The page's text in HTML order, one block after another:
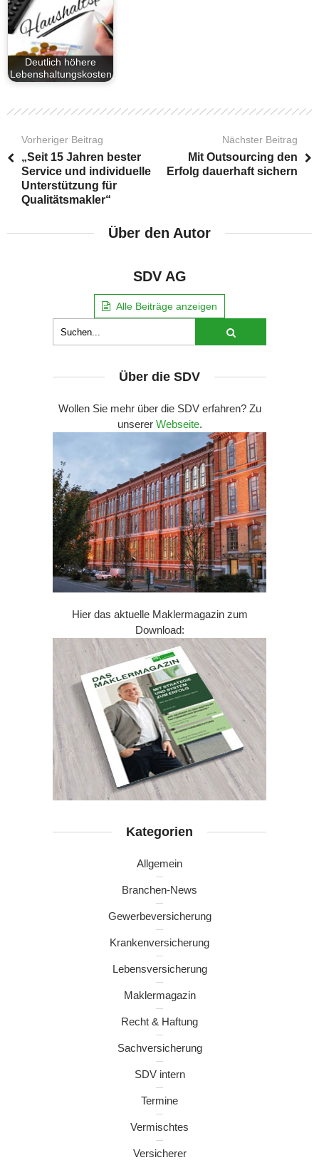
Deutlich höhere
Lebenshaltungskosten
Vorheriger Beitrag
„Seit 15 Jahren bester
Service und individuelle
Unterstützung für
Qualitätsmakler“
Nächster Beitrag
Mit Outsourcing den
Erfolg dauerhaft sichern
Über den Autor
SDV AG
Alle Beiträge anzeigen
Über die SDV
Wollen Sie mehr über die SDV erfahren? Zu
unserer Webseite.
Hier das aktuelle Maklermagazin zum
Download:
Kategorien
Allgemein
Branchen-News
Gewerbeversicherung
Krankenversicherung
Lebensversicherung
Maklermagazin
Recht & Haftung
Sachversicherung
SDV intern
Termine
Vermischtes
Versicherer